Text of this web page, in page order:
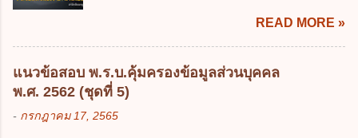
กฎหมายแพ่งและพาณิชย์ 2.4 บุคคลที่เด็ก
อยู่ด้วยเป็นประจำหรือที่เด็กอยู่รับใช้การงาน
3. ผู้ปกครองดังกล่าว มีหน้าที่ ส่งเด็กเข้าเรียน
ในสถานศึกษาในวันแรกของการเปิดเรียนภาค
ส่วนราชการมีเงินทดรองราชการเพื่อรองจ่าย
ตามข้อผูกพันในการกู้เงินจากต่างประเทศ ค.
รองรับการปฏิบัติงานด้านการเงินการคลังตาม
นโยบาย New GFMIS Thai ง. สนับสนุนการให้
ความช่วยเหลือในกรณีจำเป็นเร่งด่วนที่ไม่
สามารถรอการเบิกเงินจากงบประมาณได้ ข้อ
READ MORE »
แนวข้อสอบ พ.ร.บ.คุ้มครองข้อมูลส่วนบุคคล
พ.ศ. 2562 (ชุดที่ 5)
- กรกฎาคม 17, 2565